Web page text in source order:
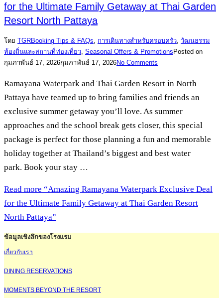
for the Ultimate Family Getaway at Thai Garden
Resort North Pattaya
โดย TGRBooking Tips & FAQs, การเดินทางสำหรับครอบครัว, วัฒนธรรม
ท้องถิ่นและสถานที่ท่องเที่ยว, Seasonal Offers & Promotions Posted on
กุมภาพันธ์ 17, 2026กุมภาพันธ์ 17, 2026No Comments
Ramayana Waterpark and Thai Garden Resort in North
Pattaya have teamed up to bring families and friends an
exclusive summer getaway you’ll love. As summer
approaches and the school break gets closer, this special
package is perfect for those planning a fun and memorable
holiday together at Thailand’s biggest and best water
park. Book your stay …
Read more “Amazing Ramayana Waterpark Exclusive Deal
for the Ultimate Family Getaway at Thai Garden Resort
North Pattaya”
ข้อมูลเชิงลึกของโรงแรม
เกี่ยวกับเรา
DINING RESERVATIONS
MOMENTS BEYOND THE RESORT